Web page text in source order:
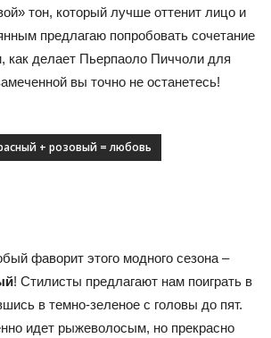
тон, который лучше оттенит лицо и
предлагаю попробовать сочетание
как делает Пьерпаоло Пиччоли для
вы точно не останетесь!
+ розовый = любовь
фаворит этого модного сезона –
! Стилисты предлагают нам поиграть в
в темно-зеленое с головы до пят.
идет рыжеволосым, но прекрасно